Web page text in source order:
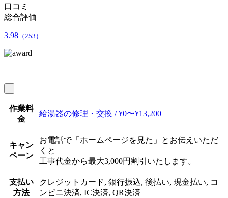
口コミ
総合評価
3.98 （253）
作業料
金
給湯器の修理・交換 / ¥0〜¥13,200
キャン
ペーン
お電話で「ホームページを見た」とお伝えいただ
くと
工事代金から最大3,000円割引いたします。
支払い
方法
クレジットカード, 銀行振込, 後払い, 現金払い, コ
ンビニ決済, IC決済, QR決済